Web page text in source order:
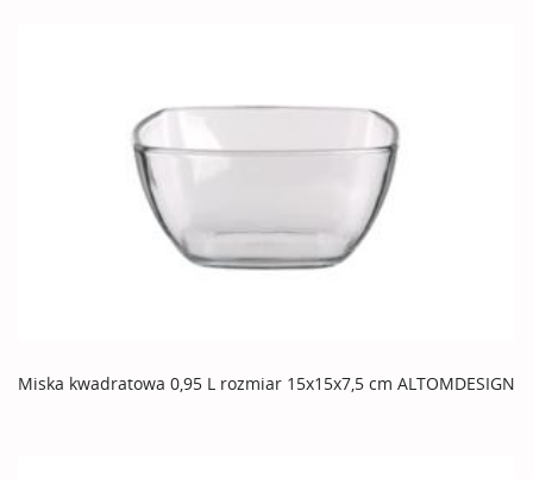
Miska kwadratowa 0,95 L rozmiar 15x15x7,5 cm ALTOMDESIGN